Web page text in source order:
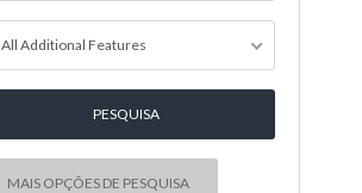
All Additional Features
MAIS OPÇÕES DE PESQUISA